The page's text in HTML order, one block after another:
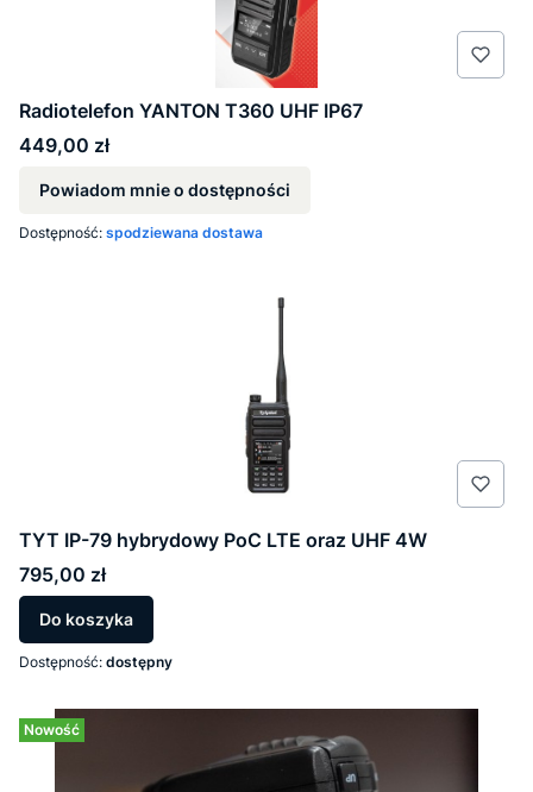
Radiotelefon YANTON T360 UHF IP67
Cena
449,00 zł
Powiadom mnie o dostępności
Dostępność: spodziewana dostawa
TYT IP-79 hybrydowy PoC LTE oraz UHF 4W
Cena
795,00 zł
Do koszyka
Dostępność: dostępny
Nowość